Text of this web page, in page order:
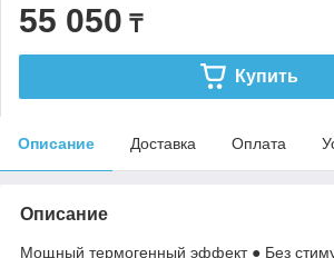
55 050 ₸
Купить
Описание Доставка Оплата
Описание
Мощный термогенный эффект ● Без